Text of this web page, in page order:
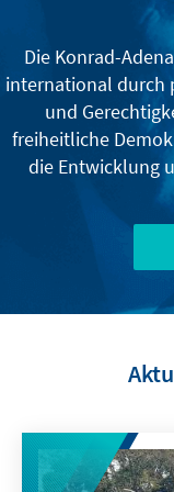
Die Konrad-
international durch
und
freiheitliche
die Entwicklung